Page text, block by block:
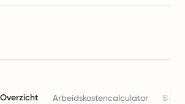
Overzicht Arbeidskostencalculator